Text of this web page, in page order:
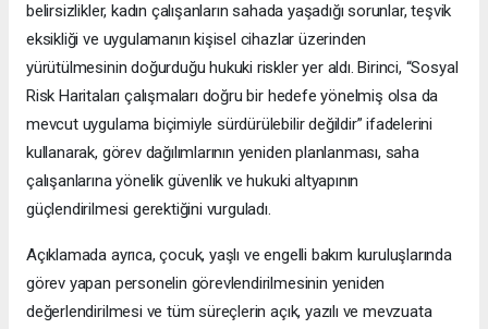
belirsizlikler, kadın çalışanların sahada yaşadığı sorunlar, teşvik
eksikliği ve uygulamanın kişisel cihazlar üzerinden
yürütülmesinin doğurduğu hukuki riskler yer aldı. Birinci, “Sosyal
Risk Haritaları çalışmaları doğru bir hedefe yönelmiş olsa da
mevcut uygulama biçimiyle sürdürülebilir değildir” ifadelerini
kullanarak, görev dağılımlarının yeniden planlanması, saha
çalışanlarına yönelik güvenlik ve hukuki altyapının
güçlendirilmesi gerektiğini vurguladı.
Açıklamada ayrıca, çocuk, yaşlı ve engelli bakım kuruluşlarında
görev yapan personelin görevlendirilmesinin yeniden
değerlendirilmesi ve tüm süreçlerin açık, yazılı ve mevzuata